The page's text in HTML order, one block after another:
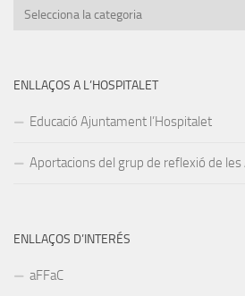
Categories
ENLLAÇOS A L’HOSPITALET
Educació Ajuntament l’Hospitalet
Aportacions del grup de reflexió de
ENLLAÇOS D’INTERÉS
aFFaC